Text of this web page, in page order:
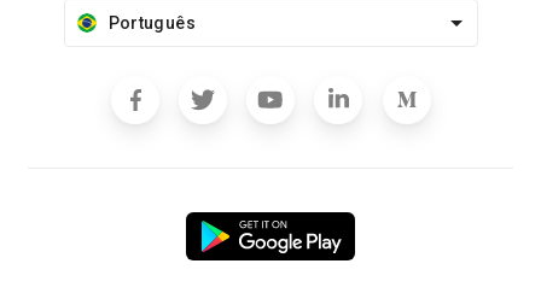
Português